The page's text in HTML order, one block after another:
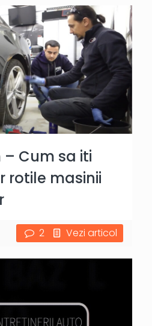
– Cum sa iti
rotile masinii
2 Vezi articol